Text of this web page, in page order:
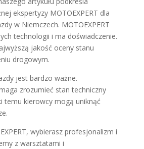
ekspertyzy MOTOEXPERT dla
w Niemczech. MOTOEXPERT
technologii i ma doświadczenie.
jakość oceny stanu
drogowym.
jest bardzo ważne.
zrozumieć stan techniczny
temu kierowcy mogą uniknąć
wybierasz profesjonalizm i
z warsztatami i